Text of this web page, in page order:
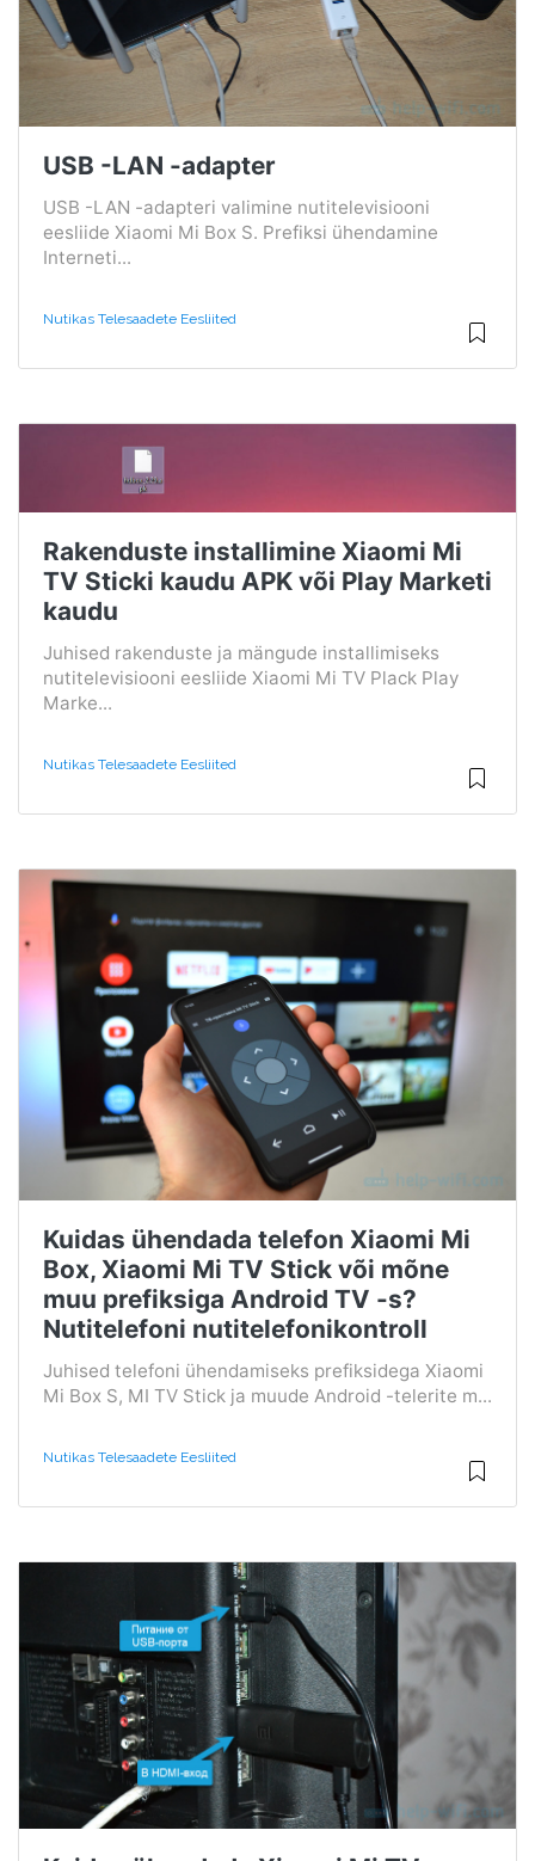
USB -LAN -adapter
USB -LAN -adapteri valimine nutitelevisiooni
eesliide Xiaomi Mi Box S. Prefiksi ühendamine
Interneti...
Nutikas Telesaadete Eesliited
Rakenduste installimine Xiaomi Mi
TV Sticki kaudu APK või Play Marketi
kaudu
Juhised rakenduste ja mängude installimiseks
nutitelevisiooni eesliide Xiaomi Mi TV Plack Play
Marke...
Nutikas Telesaadete Eesliited
Kuidas ühendada telefon Xiaomi Mi
Box, Xiaomi Mi TV Stick või mõne
muu prefiksiga Android TV -s?
Nutitelefoni nutitelefonikontroll
Juhised telefoni ühendamiseks prefiksidega Xiaomi
Mi Box S, MI TV Stick ja muude Android -telerite m...
Nutikas Telesaadete Eesliited